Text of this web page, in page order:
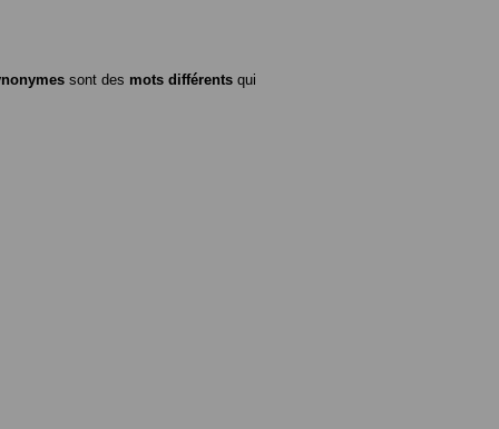
sont des mots différents qui